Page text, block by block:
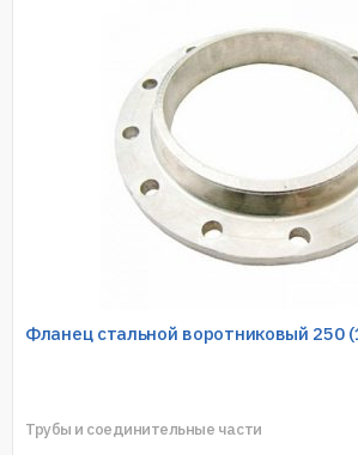
Фланец стальной воротниковый 250
Трубы и соединительные части